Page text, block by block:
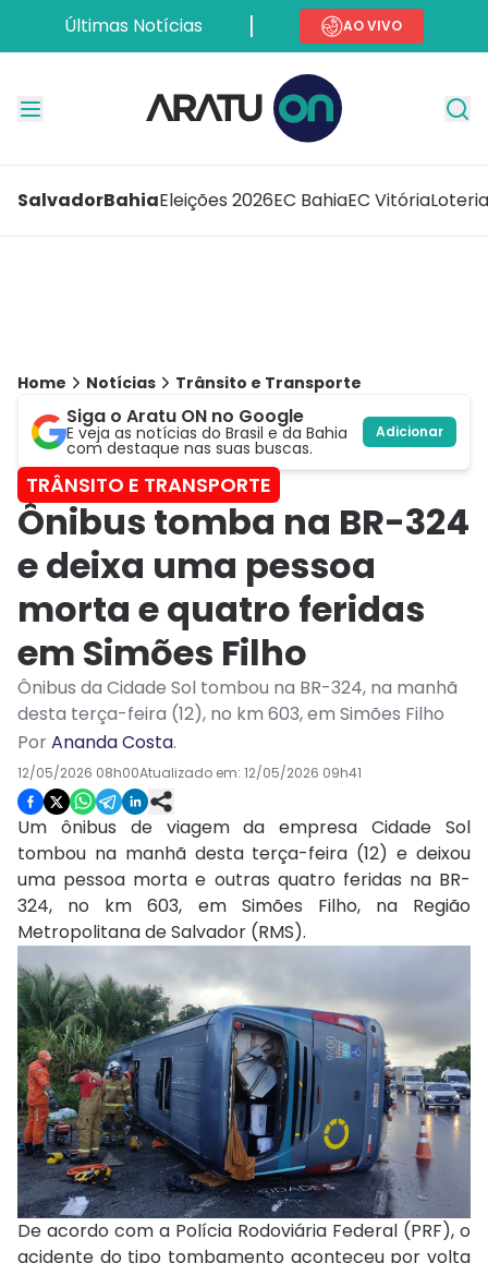
Últimas Notícias AO VIVO
SalvadorBahiaEleições 2026EC BahiaEC Vitória
Home Notícias Trânsito e Transporte
Siga o Aratu ON no Google
E veja as notícias do Brasil e da Bahia
com destaque nas suas buscas.
Adicionar
TRÂNSITO E TRANSPORTE
Ônibus tomba na BR-324
e deixa uma pessoa
morta e quatro feridas
em Simões Filho
Ônibus da Cidade Sol tombou na BR-324, na manhã
desta terça-feira (12), no km 603, em Simões Filho
PorAnanda Costa.
12/05/2026 08h00Atualizado em: 12/05/2026 09h41
Um ônibus de viagem da empresa Cidade Sol
tombou na manhã desta terça-feira (12) e deixou
uma pessoa morta e outras quatro feridas na BR-
324, no km 603, em Simões Filho, na Região
Metropolitana de Salvador (RMS).
De acordo com a Polícia Rodoviária Federal (PRF), o
acidente do tipo tombamento aconteceu por volta